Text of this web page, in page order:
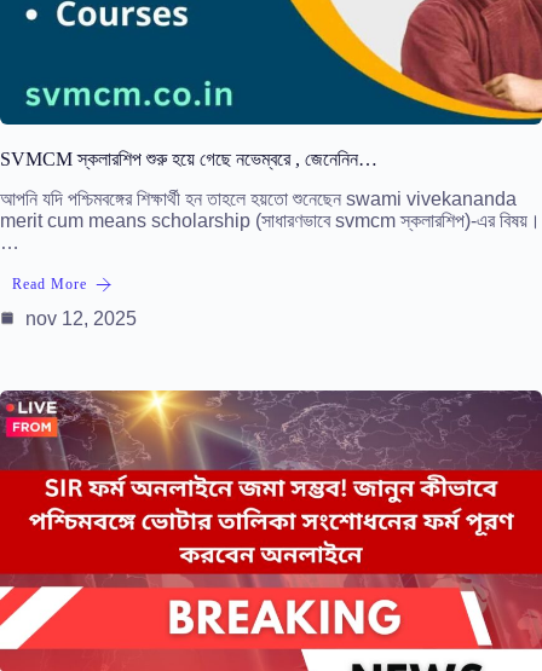
SVMCM স্কলারশিপ শুরু হয়ে গেছে নভেম্বরে , জেনেনিন…
আপনি যদি পশ্চিমবঙ্গের শিক্ষার্থী হন তাহলে হয়তো শুনেছেন swami vivekananda
merit cum means scholarship (সাধারণভাবে svmcm স্কলারশিপ)-এর বিষয়।
…
Read More
nov 12, 2025